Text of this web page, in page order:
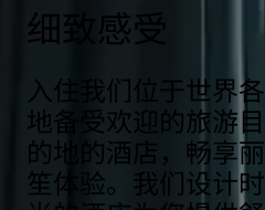
细致感受
入住我们位于世界各
地备受欢迎的旅游目
的地的酒店，畅享丽
笙体验。我们设计时